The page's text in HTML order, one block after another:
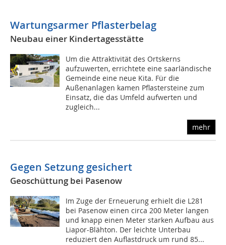
Wartungsarmer Pflasterbelag
Neubau einer Kindertagesstätte
Um die Attraktivität des Ortskerns
aufzuwerten, errichtete eine saarländische
Gemeinde eine neue Kita. Für die
Außenanlagen kamen Pflastersteine zum
Einsatz, die das Umfeld aufwerten und
zugleich...
mehr
Gegen Setzung gesichert
Geoschüttung bei Pasenow
Im Zuge der Erneuerung erhielt die L281
bei Pasenow einen circa 200 Meter langen
und knapp einen Meter starken Aufbau aus
Liapor-Blähton. Der leichte Unterbau
reduziert den Auflastdruck um rund 85...